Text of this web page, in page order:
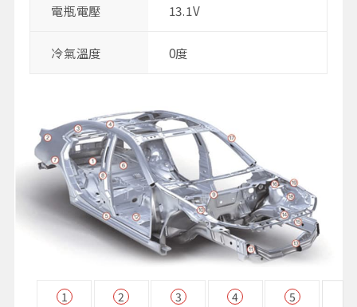
電瓶電壓 13.1V
冷氣溫度 0度
1
2
3
4
5